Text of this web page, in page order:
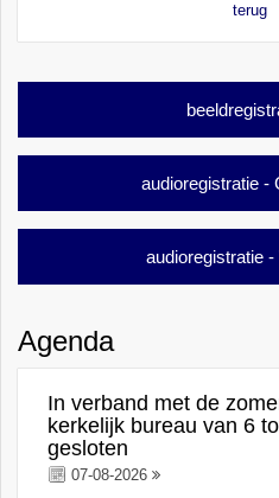
terug
audioregistratie -
audioregistratie
Agenda
In verband met de
kerkelijk bureau van 6
gesloten
07-08-2026